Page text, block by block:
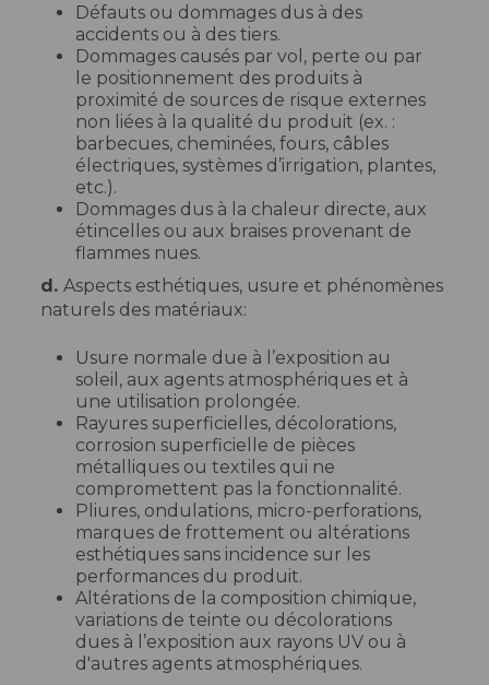
Défauts ou dommages dus à des
accidents ou à des tiers.
Dommages causés par vol, perte ou par
le positionnement des produits à
proximité de sources de risque externes
non liées à la qualité du produit (ex. :
barbecues, cheminées, fours, câbles
électriques, systèmes d’irrigation, plantes,
etc.).
Dommages dus à la chaleur directe, aux
étincelles ou aux braises provenant de
flammes nues.
d. Aspects esthétiques, usure et phénomènes
naturels des matériaux:
Usure normale due à l’exposition au
soleil, aux agents atmosphériques et à
une utilisation prolongée.
Rayures superficielles, décolorations,
corrosion superficielle de pièces
métalliques ou textiles qui ne
compromettent pas la fonctionnalité.
Pliures, ondulations, micro-perforations,
marques de frottement ou altérations
esthétiques sans incidence sur les
performances du produit.
Altérations de la composition chimique,
variations de teinte ou décolorations
dues à l’exposition aux rayons UV ou à
d'autres agents atmosphériques.